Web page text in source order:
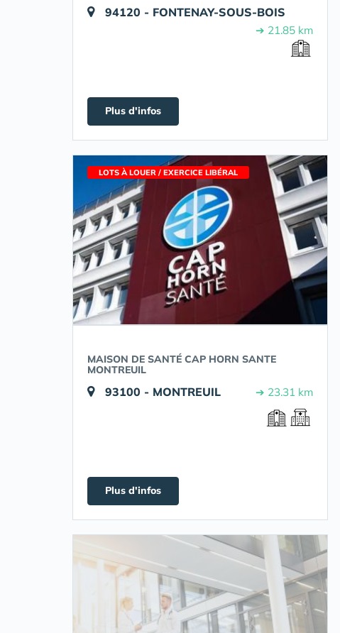
94120 - FONTENAY-SOUS-BOIS
➔ 21.85 km
Plus d'infos
LOTS À LOUER / EXERCICE LIBÉRAL
MAISON DE SANTÉ CAP HORN SANTE
MONTREUIL
93100 - MONTREUIL ➔ 23.31 km
Plus d'infos